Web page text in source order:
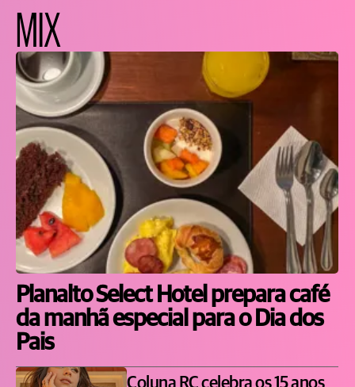
MIX
Planalto Select Hotel prepara café
da manhã especial para o Dia dos
Pais